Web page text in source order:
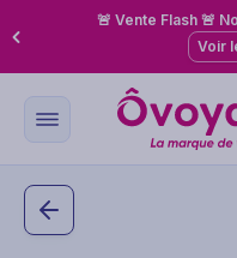
🚨 Vente Flash 🚨
Voir